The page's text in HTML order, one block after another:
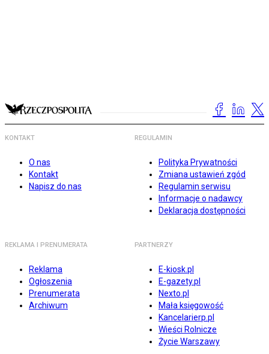
KONTAKT
O nas
Kontakt
Napisz do nas
REGULAMIN
Polityka Prywatności
Zmiana ustawień zgód
Regulamin serwisu
Informacje o nadawcy
Deklaracja dostępności
REKLAMA I PRENUMERATA
Reklama
Ogłoszenia
Prenumerata
Archiwum
PARTNERZY
E-kiosk.pl
E-gazety.pl
Nexto.pl
Mała księgowość
Kancelarierp.pl
Wieści Rolnicze
Życie Warszawy